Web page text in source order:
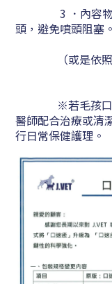
3 ．內容
頭，避免噴頭阻塞。
（或是依
※若毛孩
醫師配合治療或清
行日常保健護理。